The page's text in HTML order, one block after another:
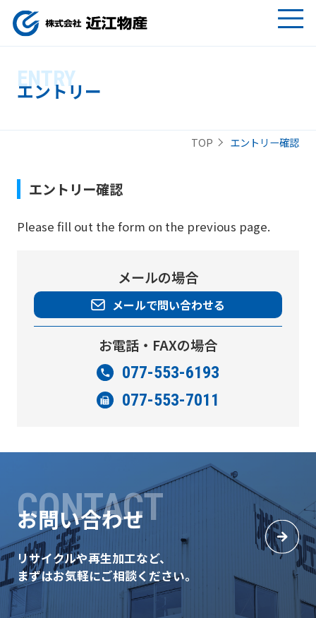
ENTRY
エントリー
TOP エントリー確認
メールの場合
メールで問い合わせる
お電話・FAXの場合
077-553-6193
077-553-7011
エントリー確認
Please fill out the form on the previous page.
CONTACT
お問い合わせ
リサイクルや再生加工など、
まずはお気軽にご相談ください。